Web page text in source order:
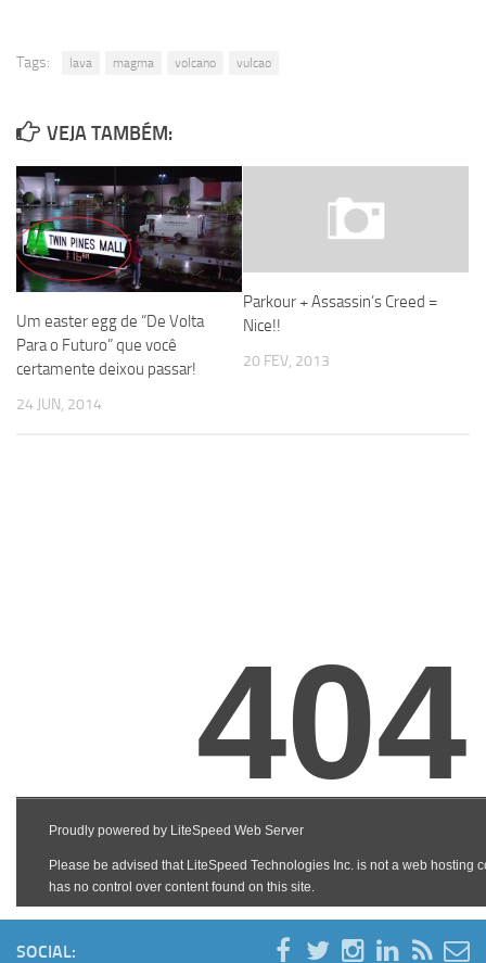
Tags: lava magma volcano vulcao
VEJA TAMBÉM:
Um easter egg de “De Volta
Para o Futuro” que você
certamente deixou passar!
24 JUN, 2014
Parkour + Assassin’s Creed =
Nice!!
20 FEV, 2013
SOCIAL: